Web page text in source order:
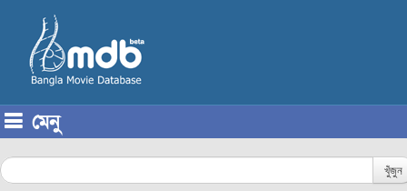
মেনু
খুঁজুন